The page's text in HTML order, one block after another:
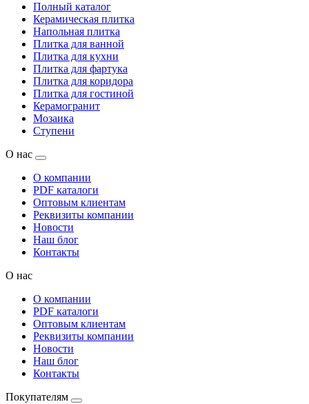
Полный каталог
Керамическая плитка
Напольная плитка
Плитка для ванной
Плитка для кухни
Плитка для фартука
Плитка для коридора
Плитка для гостиной
Керамогранит
Мозаика
Ступени
О нас
О компании
PDF каталоги
Оптовым клиентам
Реквизиты компании
Новости
Наш блог
Контакты
О нас
О компании
PDF каталоги
Оптовым клиентам
Реквизиты компании
Новости
Наш блог
Контакты
Покупателям